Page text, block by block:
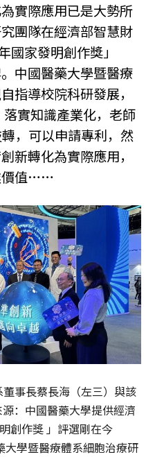
實際應用已是大勢所
團隊在經濟部智慧財
國家發明創作獎」
中國醫藥大學暨醫療
指導校院科研發展，
實知識產業化，老師
，可以申請專利，然
新轉化為實際應用，
價值……
事長蔡長海（左三）與該
：中國醫藥大學提供經濟
創作獎 」評選剛在今
大學暨醫療體系細胞治療研